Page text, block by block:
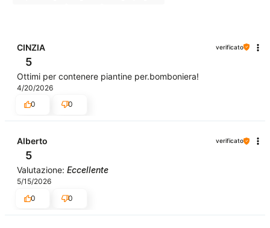
CINZIA verificato
5
Ottimi per contenere piantine per.bomboniera!
4/20/2026
0
0
Alberto verificato
5
Valutazione: Eccellente
5/15/2026
0
0